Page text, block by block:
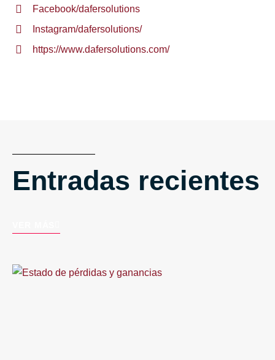
Facebook/dafersolutions
Instagram/dafersolutions/
https://www.dafersolutions.com/
Entradas recientes